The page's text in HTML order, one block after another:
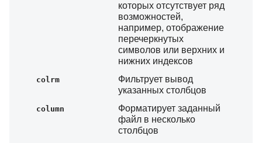
которых отсутствует ряд
возможностей,
например, отображение
перечеркнутых
символов или верхних и
нижних индексов
colrm
Фильтрует вывод
указанных столбцов
column
Форматирует заданный
файл в несколько
столбцов